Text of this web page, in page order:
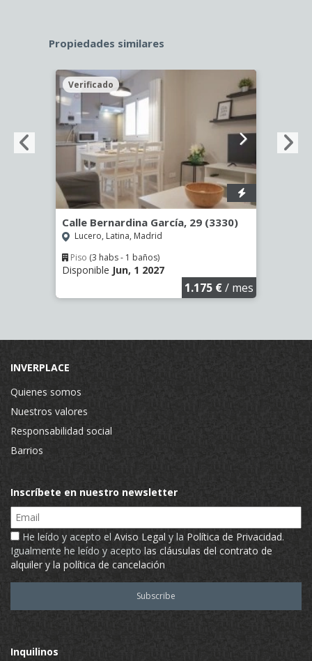
Propiedades similares
Verificado
Calle Bernardina García, 29 (3330)
Lucero, Latina, Madrid
Piso (3 habs - 1 baños)
Disponible Jun, 1 2027
1.175 €/ mes
INVERPLACE
Quienes somos
Nuestros valores
Responsabilidad social
Barrios
Inscríbete en nuestro newsletter
Email
He leído y acepto el Aviso Legal y la Política de Privacidad.
Igualmente he leído y acepto las cláusulas del contrato de
alquiler y la política de cancelación
Inquilinos